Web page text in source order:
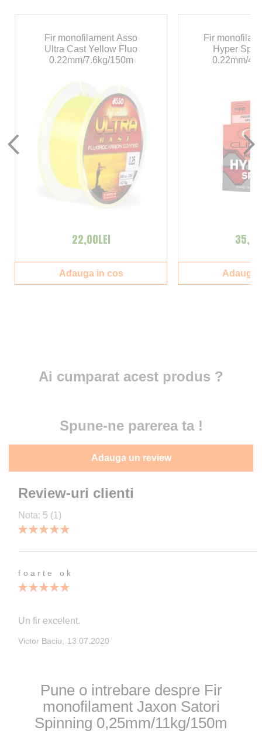
Review-uri clienti
Nota: 5 (1)
foarte ok
Un fir excelent.
Victor Baciu, Publicata
13.07.2020
Ai cumparat acest produs ?
Spune-ne parerea ta !
Adauga un review
Pune o intrebare despre Fir
monofilament Jaxon Satori
Spinning 0,25mm/11kg/150m
Fir monofilament Asso
Ultra Cast Yellow Fluo
0.22mm/7.6kg/150m
22,00LEI
Adauga in cos
Fir
Hyper
0.22mm/
Adauga